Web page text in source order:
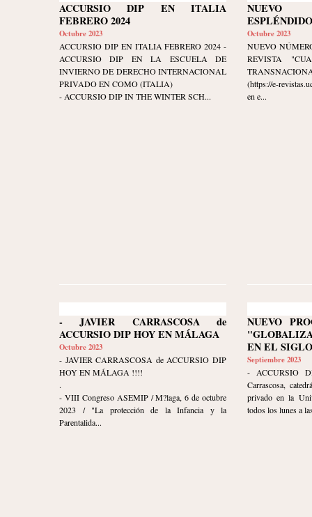
ACCURSIO DIP EN ITALIA
FEBRERO 2024
Octubre 2023
ACCURSIO DIP EN ITALIA FEBRERO 2024 -
ACCURSIO DIP EN LA ESCUELA DE
INVIERNO DE DERECHO INTERNACIONAL
PRIVADO EN COMO (ITALIA)
- ACCURSIO DIP IN THE WINTER SCH...
Octubre 2023
NUEVO
REVISTA
(https://e-
en e...
- JAVIER CARRASCOSA de
ACCURSIO DIP HOY EN MÁLAGA
Octubre 2023
- JAVIER CARRASCOSA de ACCURSIO DIP
HOY EN MÁLAGA !!!!
.
- VIII Congreso ASEMIP / M?laga, 6 de octubre
2023 / "La protección de la Infancia y la
Parentalida...
NUEVO
EN EL
Septiembre 2023
- ACCURSIO
Carrascosa,
privado en la
todos los lunes a